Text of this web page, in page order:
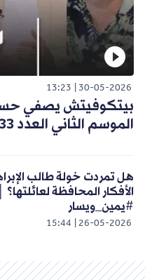
30-05-2026
13:23
بيتكوفيتش يصفي
الموسم الثاني العدد 33
26-05-2026
15:44
هل تمردت خولة طالب
الأفكار المحافظة لعائلتها؟ │
#يمين_ويسار